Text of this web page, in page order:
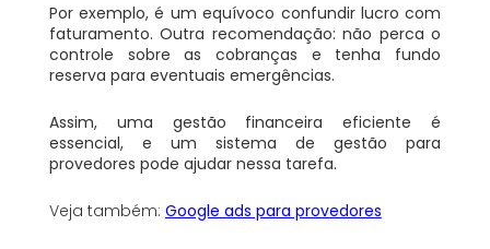
Por exemplo, é um equívoco confundir lucro com
faturamento. Outra recomendação: não perca o
controle sobre as cobranças e tenha fundo
reserva para eventuais emergências.
Assim, uma gestão financeira eficiente é
essencial, e um sistema de gestão para
provedores pode ajudar nessa tarefa.
Veja também: Google ads para provedores